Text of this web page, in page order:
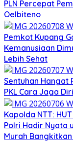
PLN Percepat
Oelbiteno
Pemkot Kupang
Kemanusiaan
Lebih Sehat
Sentuhan Hangat
PKL Cara Jaga
Kapolda NTT:
Polri Hadir Nyata
Murah